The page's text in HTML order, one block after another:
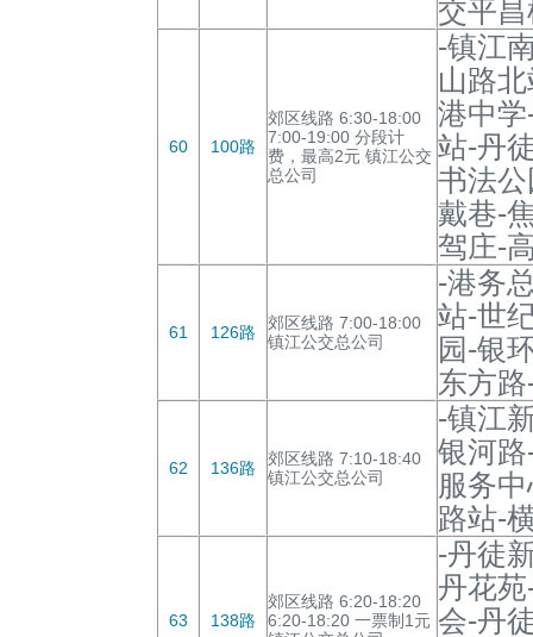
交平
60 100路
郊区线路 6:30-18:00
7:00-19:00 分段计
费，最高2元 镇江公交
总公司
-镇江
山路
港中
站-丹
书法
戴巷-
驾庄-
61 126路
郊区线路 7:00-18:00
镇江公交总公司
-港务
站-世
园-银
东方
62 136路
郊区线路 7:10-18:40
镇江公交总公司
-镇江
银河
服务
路站-
63 138路
郊区线路 6:20-18:20
6:20-18:20 一票制1元
-丹徒
丹花
会-丹